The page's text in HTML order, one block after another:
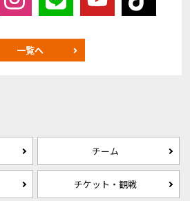
一覧へ
チーム
チケット・観戦